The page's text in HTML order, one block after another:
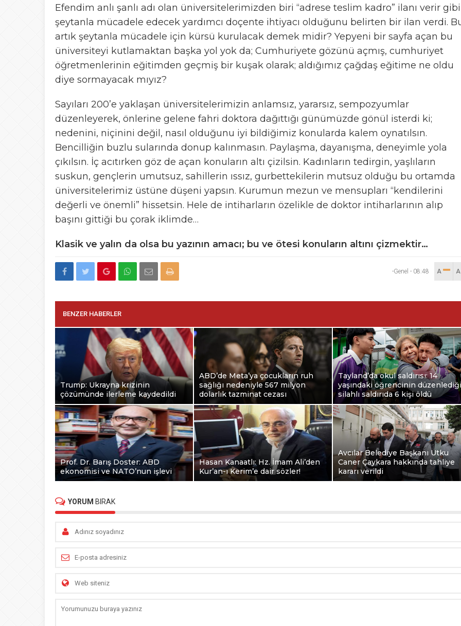
Efendim anlı şanlı adı olan üniversitelerimizden biri “adrese teslim kadro” ilanı verir gibi
şeytanla mücadele edecek yardımcı doçente ihtiyacı olduğunu belirten bir ilan verdi.
artık şeytanla mücadele için kürsü kurulacak demek midir? Yepyeni bir sayfa açan bu
üniversiteyi kutlamaktan başka yol yok da; Cumhuriyete gözünü açmış, cumhuriyet
öğretmenlerinin eğitimden geçmiş bir kuşak olarak; aldığımız çağdaş eğitime ne oldu
diye sormayacak mıyız?
Sayıları 200’e yaklaşan üniversitelerimizin anlamsız, yararsız, sempozyumlar
düzenleyerek, önlerine gelene fahri doktora dağıttığı günümüzde gönül isterdi ki;
nedenini, niçinini değil, nasıl olduğunu iyi bildiğimiz konularda kalem oynatılsın.
Bencilliğin buzlu sularında donup kalınmasın. Paylaşma, dayanışma, deneyimle yola
çıkılsın. İç acıtırken göz de açan konuların altı çizilsin. Kadınların tedirgin, yaşlıların
suskun, gençlerin umutsuz, sahillerin ıssız, gurbettekilerin mutsuz olduğu bu ortamda
üniversitelerimiz üstüne düşeni yapsın. Kurumun mezun ve mensupları “kendilerini
değerli ve önemli” hissetsin. Hele de intiharların özelikle de doktor intiharlarının alıp
başını gittiği bu çorak iklimde…
Klasik ve yalın da olsa bu yazının amacı; bu ve ötesi konuların altını çizmektir…
-Genel - 08:48 A
BENZER HABERLER
Trump: Ukrayna krizinin
çözümünde ilerleme kaydedildi
ABD’de Meta’ya çocukların ruh
sağlığı nedeniyle 567 milyon
dolarlık tazminat cezası
Tayland’da okul saldırısı: 14
yaşındaki öğrencinin düzenlediği
silahlı saldırıda 6 kişi öldü
Prof. Dr. Barış Doster: ABD
ekonomisi ve NATO’nun işlevi
Hasan Kanaatlı: Hz. İmam Ali’den
Kur’an-ı Kerim’e dair sözler!
Avcılar Belediye Başkanı Utku
Caner Çaykara hakkında tahliye
kararı verildi
YORUM BIRAK